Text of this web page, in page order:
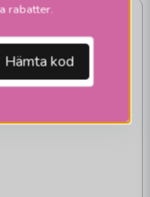
rabatter.
Hämta kod